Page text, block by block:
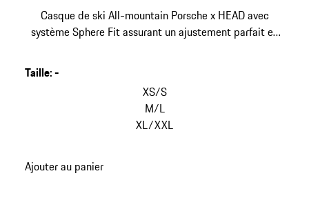
Casque de ski All-mountain Porsche x HEAD avec
système Sphere Fit assurant un ajustement parfait en
Recco pour une sécurité et une protection maximales.
Taille:-
XS/S
M/L
XL/XXL
Ajouter au panier